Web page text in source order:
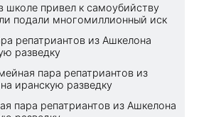
школе привел к самоубийству
подали многомиллионный иск
репатриантов из Ашкелона
разведку
пара репатриантов из
иранскую разведку
пара репатриантов из Ашкелона